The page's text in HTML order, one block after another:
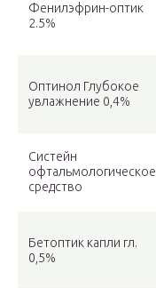
Фенилэфрин-оптик
2.5%
Оптинол Глубокое
увлажнение 0,4%
Систейн
офтальмологическое
средство
Бетоптик капли гл.
0,5%